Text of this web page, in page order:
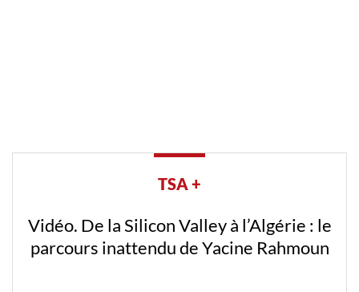
TSA +
Vidéo. De la Silicon Valley à l’Algérie : le
parcours inattendu de Yacine Rahmoun